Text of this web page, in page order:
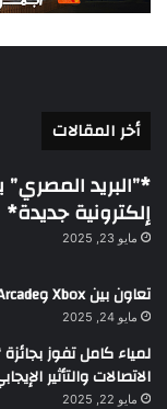
أخر المقالات
*”البريد
إلكترونية جديدة*
مايو 23, 2025
تعاون بين Xbox وAntstream Arcade
مايو 24, 2025
لمياء كامل تفوز
الاتصالات والتأثير
مايو 22, 2025